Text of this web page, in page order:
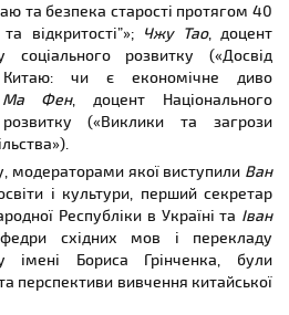
та безпека старості протягом 40
відкритості”»; Чжу Тао, доцент
соціального розвитку («Досвід
Китаю: чи є економічне диво
Ма Фен, доцент Національного
розвитку («Виклики та загрози
модераторами якої виступили Ван
і культури, перший секретар
Республіки в Україні та Іван
східних мов і перекладу
імені Бориса Грінченка, були
перспективи вивчення китайської